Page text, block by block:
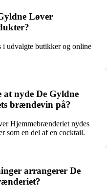
Løver
i udvalgte butikker og online
at nyde De Gyldne
brændevin på?
Hjemmebrænderiet nydes
som en del af en cocktail.
arrangerer De